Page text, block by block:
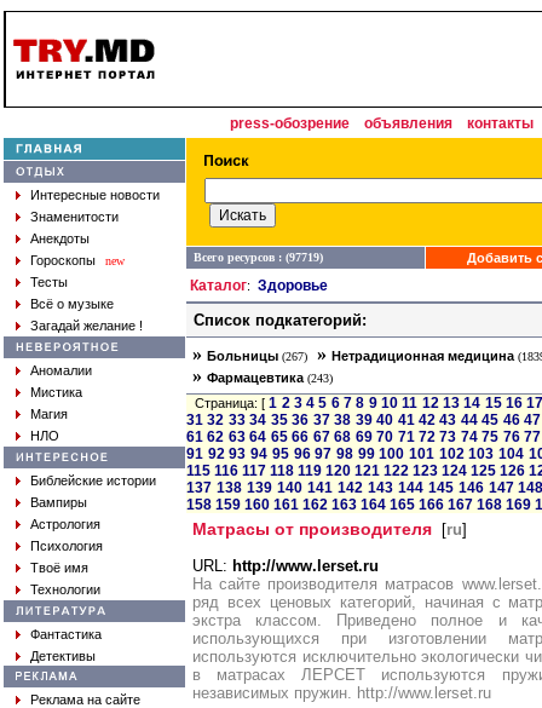
press-обозрение объявления контакты
Интересные новости
Знаменитости
Анекдоты
Гороскопы
new
Тесты
Всё о музыке
Загадай желание !
Аномалии
Мистика
Магия
НЛО
Библейские истории
Вампиры
Астрология
Психология
Твоё имя
Технологии
Фантастика
Детективы
Реклама на сайте
Всего ресурсов : (97719) Добавить
Каталог: Здоровье
Список подкатегорий:
» Больницы (267) » Нетрадиционная медицина
» Фармацевтика (243)
Страница: [1 2 3 4 5 6 7 8 9 10 11 12 13 14 15 16
31 32 33 34 35 36 37 38 39 40 41 42 43 44 45 46 47
61 62 63 64 65 66 67 68 69 70 71 72 73 74 75 76 77
91 92 93 94 95 96 97 98 99 100 101 102 103 104
115 116 117 118 119 120 121 122 123 124 125 126
137 138 139 140 141 142 143 144 145 146 147
158 159 160 161 162 163 164 165 166 167 168 169
Матрасы от производителя [ru]
URL: http://www.lerset.ru
На сайте производителя матрасов
ряд всех ценовых категорий, начиная с
экстра классом. Приведено полное и
использующихся при изготовлении
используются исключительно экологически
в матрасах ЛЕРСЕТ используются
независимых пружин. http://www.lerset.ru